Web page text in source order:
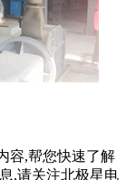
容,帮您快速了解
,请关注北极星电